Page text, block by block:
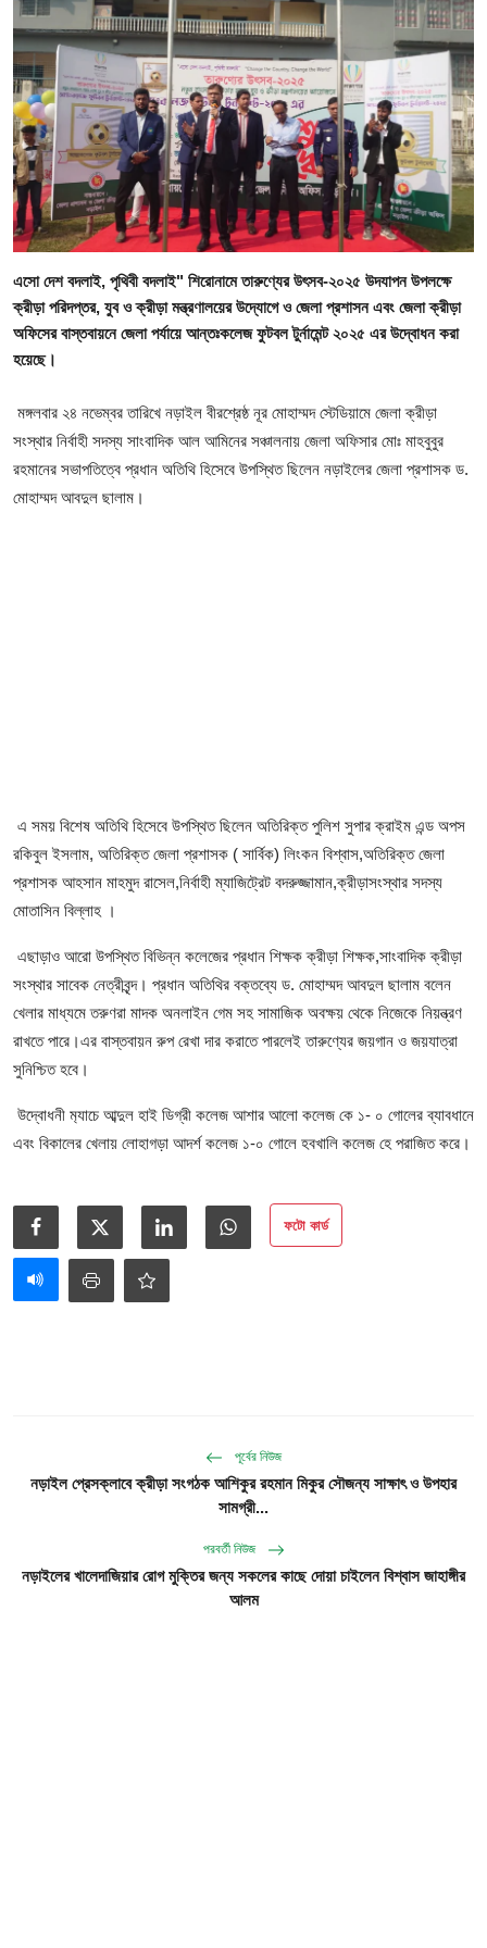
গোপনীয়তা নীতি
জাতীয়
রাজনীতি
অর্থনীতি
আন্তর্জাতিক
স্বাস্থ্য
বিনোদন
অন্যান্য
ফিচার
খুলনা বিভাগ
সিলেট বিভাগ
রংপুর বিভাগ
এসো দেশ বদলাই, পৃথিবী বদলাই" শিরোনামে তারুণ্যের উৎসব-২০২৫ উদযাপন উপলক্ষে
ক্রীড়া পরিদপ্তর, যুব ও ক্রীড়া মন্ত্রণালয়ের উদ্যোগে ও জেলা প্রশাসন এবং জেলা ক্রীড়া
অফিসের বাস্তবায়নে জেলা পর্যায়ে আন্তঃকলেজ ফুটবল টুর্নামেন্ট ২০২৫ এর উদ্বোধন করা
হয়েছে।
মঙ্গলবার ২৪ নভেম্বর তারিখে নড়াইল বীরশ্রেষ্ঠ নূর মোহাম্মদ স্টেডিয়ামে জেলা ক্রীড়া
সংস্থার নির্বাহী সদস্য সাংবাদিক আল আমিনের সঞ্চালনায় জেলা অফিসার মোঃ মাহবুবুর
রহমানের সভাপতিত্বে প্রধান অতিথি হিসেবে উপস্থিত ছিলেন নড়াইলের জেলা প্রশাসক ড.
মোহাম্মদ আবদুল ছালাম।
এ সময় বিশেষ অতিথি হিসেবে উপস্থিত ছিলেন অতিরিক্ত পুলিশ সুপার ক্রাইম এন্ড অপস
রকিবুল ইসলাম, অতিরিক্ত জেলা প্রশাসক ( সার্বিক) লিংকন বিশ্বাস,অতিরিক্ত জেলা
প্রশাসক আহসান মাহমুদ রাসেল,নির্বাহী ম্যাজিট্রেট বদরুজ্জামান,ক্রীড়াসংস্থার সদস্য
মোতাসিন বিল্লাহ ।
এছাড়াও আরো উপস্থিত বিভিন্ন কলেজের প্রধান শিক্ষক ক্রীড়া শিক্ষক,সাংবাদিক ক্রীড়া
সংস্থার সাবেক নেত্রীবৃন্দ। প্রধান অতিথির বক্তব্যে ড. মোহাম্মদ আবদুল ছালাম বলেন
খেলার মাধ্যমে তরুণরা মাদক অনলাইন গেম সহ সামাজিক অবক্ষয় থেকে নিজেকে নিয়ন্ত্রণ
রাখতে পারে।এর বাস্তবায়ন রুপ রেখা দার করাতে পারলেই তারুণ্যের জয়গান ও জয়যাত্রা
সুনিশ্চিত হবে।
উদ্বোধনী ম‍্যাচে আব্দুল হাই ডিগ্রী কলেজ আশার আলো কলেজ কে ১- ০ গোলের ব্যাবধানে
এবং বিকালের খেলায় লোহাগড়া আদর্শ কলেজ ১-০ গোলে হবখালি কলেজ হে পরাজিত করে।
ফটো কার্ড
পূর্বের নিউজ
নড়াইল প্রেসক্লাবে ক্রীড়া সংগঠক আশিকুর রহমান মিকুর সৌজন্য সাক্ষাৎ ও উপহার
সামগ্রী...
পরবর্তী নিউজ
নড়াইলের খালেদাজিয়ার রোগ মুক্তির জন্য সকলের কাছে দোয়া চাইলেন বিশ্বাস জাহাঙ্গীর
আলম